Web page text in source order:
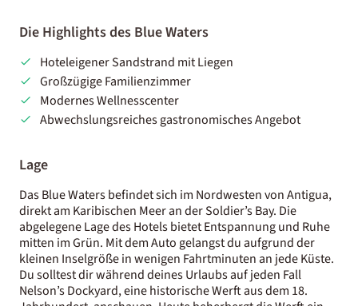
Die Highlights des Blue Waters
Hoteleigener Sandstrand mit Liegen
Großzügige Familienzimmer
Modernes Wellnesscenter
Abwechslungsreiches gastronomisches Angebot
Lage
Das Blue Waters befindet sich im Nordwesten von Antigua,
direkt am Karibischen Meer an der Soldier’s Bay. Die
abgelegene Lage des Hotels bietet Entspannung und Ruhe
mitten im Grün. Mit dem Auto gelangst du aufgrund der
kleinen Inselgröße in wenigen Fahrtminuten an jede Küste.
Du solltest dir während deines Urlaubs auf jeden Fall
Nelson’s Dockyard, eine historische Werft aus dem 18.